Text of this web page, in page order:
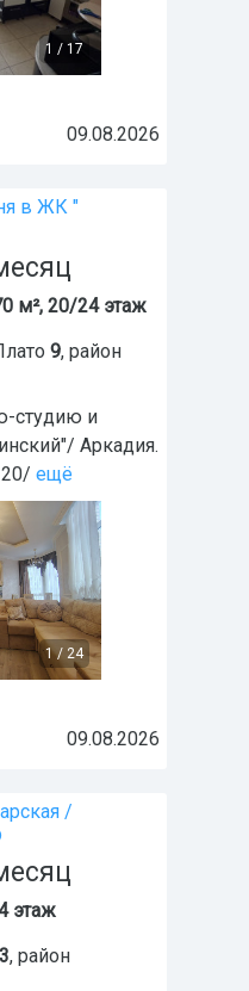
1 / 17
09.08.2026
в ЖК "
м², 20/24 этаж
9, район
студию и
Аркадия.
ещё
1/ 24
09.08.2026
/
этаж
3, район